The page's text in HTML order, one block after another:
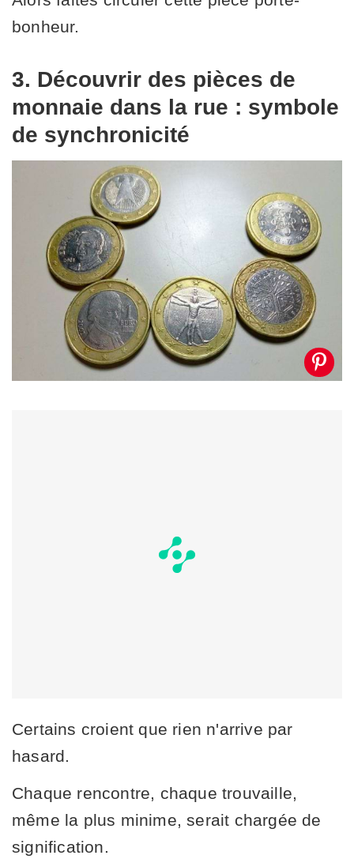
bonheur.
3. Découvrir des pièces de
monnaie dans la rue : symbole
de synchronicité
Certains croient que rien n'arrive par
hasard.
Chaque rencontre, chaque trouvaille,
même la plus minime, serait chargée de
signification.